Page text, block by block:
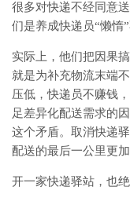
很多对快递不经同意
们是养成快递员“懒惰
实际上，他们把因果
就是为补充物流末端
压低，快递员不赚钱
足差异化配送需求的
这个矛盾。取消快递
配送的最后一公里更加
开一家快递驿站，也